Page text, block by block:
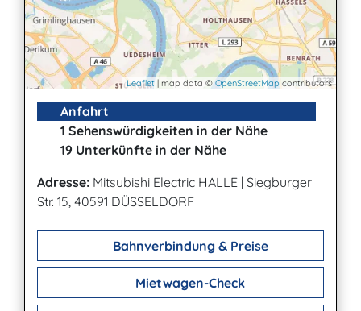
Leaflet | map data © OpenStreetMap contributors
Anfahrt
1 Sehenswürdigkeiten in der Nähe
19 Unterkünfte in der Nähe
Adresse: Mitsubishi Electric HALLE | Siegburger
Str. 15, 40591 DÜSSELDORF
Bahnverbindung & Preise
Mietwagen-Check